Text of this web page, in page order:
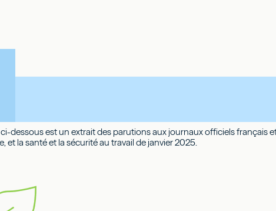
ci-dessous est un extrait des parutions aux journaux officiels français
et la santé et la sécurité au travail de janvier 2025.